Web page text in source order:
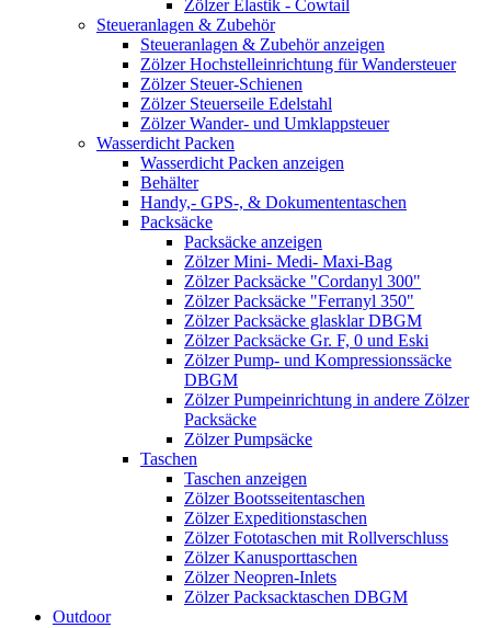
Zölzer Elastik - Cowtail
Steueranlagen & Zubehör
Steueranlagen & Zubehör anzeigen
Zölzer Hochstelleinrichtung für Wandersteuer
Zölzer Steuer-Schienen
Zölzer Steuerseile Edelstahl
Zölzer Wander- und Umklappsteuer
Wasserdicht Packen
Wasserdicht Packen anzeigen
Behälter
Handy,- GPS-, & Dokumententaschen
Packsäcke
Packsäcke anzeigen
Zölzer Mini- Medi- Maxi-Bag
Zölzer Packsäcke "Cordanyl 300"
Zölzer Packsäcke "Ferranyl 350"
Zölzer Packsäcke glasklar DBGM
Zölzer Packsäcke Gr. F, 0 und Eski
Zölzer Pump- und Kompressionssäcke
DBGM
Zölzer Pumpeinrichtung in andere Zölzer
Packsäcke
Zölzer Pumpsäcke
Taschen
Taschen anzeigen
Zölzer Bootsseitentaschen
Zölzer Expeditionstaschen
Zölzer Fototaschen mit Rollverschluss
Zölzer Kanusporttaschen
Zölzer Neopren-Inlets
Zölzer Packsacktaschen DBGM
Outdoor